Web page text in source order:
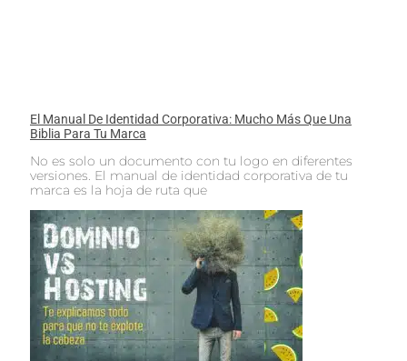
El Manual De Identidad Corporativa: Mucho Más Que Una
Biblia Para Tu Marca
No es solo un documento con tu logo en diferentes
versiones. El manual de identidad corporativa de tu
marca es la hoja de ruta que